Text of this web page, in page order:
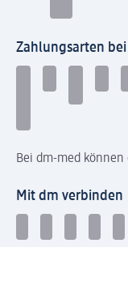
Zahlungsarten
Bei dm-med
Mit dm verbinden